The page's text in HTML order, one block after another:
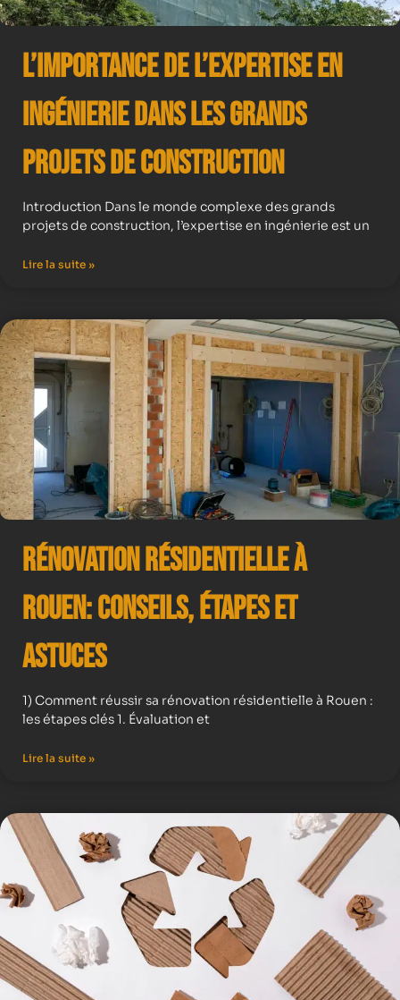
L’importance de l’expertise en
ingénierie dans les grands
projets de construction
Introduction Dans le monde complexe des grands
projets de construction, l’expertise en ingénierie est un
Lire la suite »
Rénovation résidentielle à
Rouen: Conseils, Étapes et
Astuces
1) Comment réussir sa rénovation résidentielle à Rouen :
les étapes clés 1. Évaluation et
Lire la suite »